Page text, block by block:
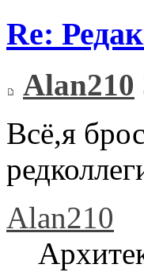
Re:
Alan210
Всё,я
Alan210